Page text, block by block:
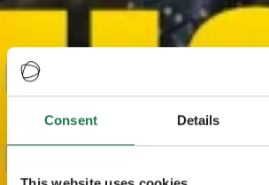
Consent Details